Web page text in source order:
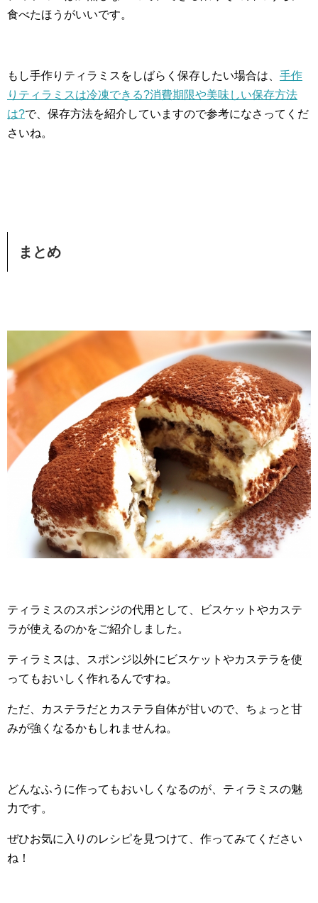
食べたほうがいいです。
もし手作りティラミスをしばらく保存したい場合は、 手作
りティラミスは冷凍できる?消費期限や美味しい保存方法
は?で、保存方法を紹介していますので参考になさってくだ
さいね。
まとめ
ティラミスのスポンジの代用として、ビスケットやカステ
ラが使えるのかをご紹介しました。
ティラミスは、スポンジ以外にビスケットやカステラを使
ってもおいしく作れるんですね。
ただ、カステラだとカステラ自体が甘いので、ちょっと甘
みが強くなるかもしれませんね。
どんなふうに作ってもおいしくなるのが、ティラミスの魅
力です。
ぜひお気に入りのレシピを見つけて、作ってみてください
ね！